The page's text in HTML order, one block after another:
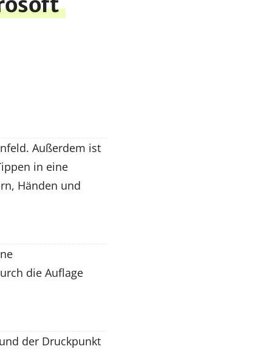
Außerdem ist
in eine
Händen und
die Auflage
der Druckpunkt